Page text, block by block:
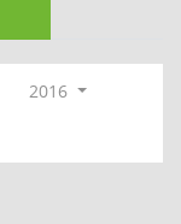
2016